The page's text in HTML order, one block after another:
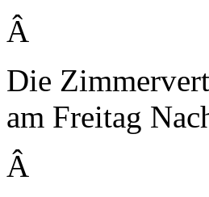
Â
Die
am Freitag
Â